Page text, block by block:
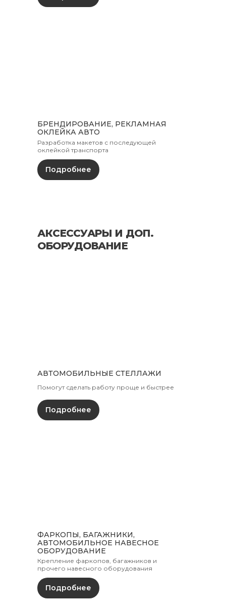
Разработка макетов с последующей
оклейкой транспорта
БРЕНДИРОВАНИЕ, РЕКЛАМНАЯ
ОКЛЕЙКА АВТО
Подробнее
АКСЕССУАРЫ И ДОП.
ОБОРУДОВАНИЕ
Крепление фаркопов, багажников и
прочего навесного оборудования
ФАРКОПЫ, БАГАЖНИКИ,
АВТОМОБИЛЬНОЕ НАВЕСНОЕ
ОБОРУДОВАНИЕ
Помогут сделать работу проще и быстрее
АВТОМОБИЛЬНЫЕ СТЕЛЛАЖИ
Подробнее
Подробнее
+375 29 604 18 54
+375 29 604 22 54
КОНТАКТЫ
Телефоны